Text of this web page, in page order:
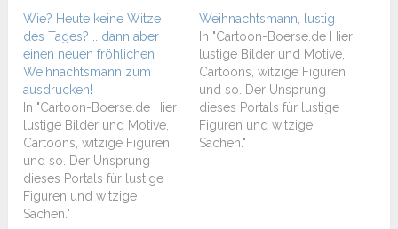
Wie? Heute keine Witze
des Tages? .. dann aber
einen neuen fröhlichen
Weihnachtsmann zum
ausdrucken!
In "Cartoon-Boerse.de Hier
lustige Bilder und Motive,
Cartoons, witzige Figuren
und so. Der Unsprung
dieses Portals für lustige
Figuren und witzige
Sachen."
Weihnachtsmann, lustig
In "Cartoon-Boerse.de Hier
lustige Bilder und Motive,
Cartoons, witzige Figuren
und so. Der Unsprung
dieses Portals für lustige
Figuren und witzige
Sachen."